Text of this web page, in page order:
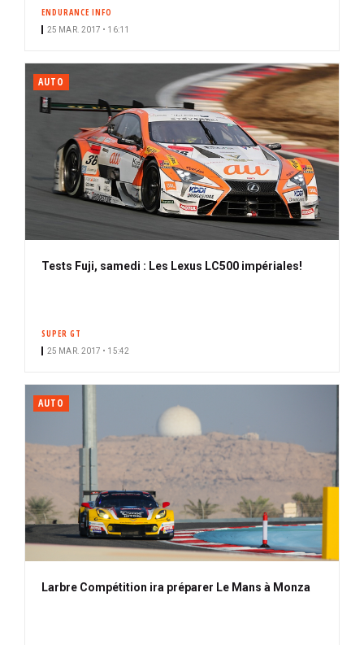
ENDURANCE INFO
25 MAR. 2017 • 16:11
AUTO
Tests Fuji, samedi : Les Lexus LC500 impériales!
SUPER GT
25 MAR. 2017 • 15:42
AUTO
Larbre Compétition ira préparer Le Mans à Monza